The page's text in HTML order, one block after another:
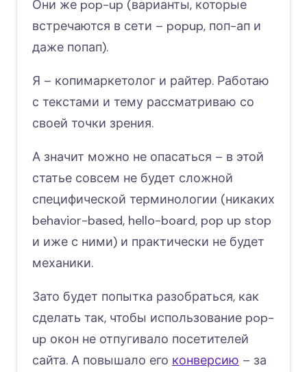
Они же pop-up (варианты, которые
встречаются в сети – popup, поп-ап и
даже попап).
Я – копимаркетолог и райтер. Работаю
с текстами и тему рассматриваю со
своей точки зрения.
А значит можно не опасаться – в этой
статье совсем не будет сложной
специфической терминологии (никаких
behavior-based, hello-board, pop up stop
и иже с ними) и практически не будет
механики.
Зато будет попытка разобраться, как
сделать так, чтобы использование pop-
up окон не отпугивало посетителей
сайта. А повышало его конверсию – за